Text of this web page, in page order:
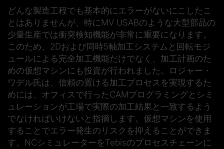
どんな製造工程でも基本的にエラーがないにこしたこ
とはありませんが、特にMV USABのような大型部品の
少量生産では衝突検知機能が非常に重要になります。
このため、2Dおよび同時5軸加工システムと回転モジ
ュールによる完全加工機能だけでなく、加工計画のた
めの仮想マシンにも投資が行われました。ロジャー・
ワデル氏は、信頼の置ける加工プロセスを実現するた
めには、オフィスで行ったCAMプログラミングとシミ
ュレーションが工場で実際の加工結果と一致するよう
でなければいけないと指摘します。仮想マシンを使用
することでエラー発生のリスクを抑えることができま
す。NCシミュレーターをTebisのプロセスチェーンに